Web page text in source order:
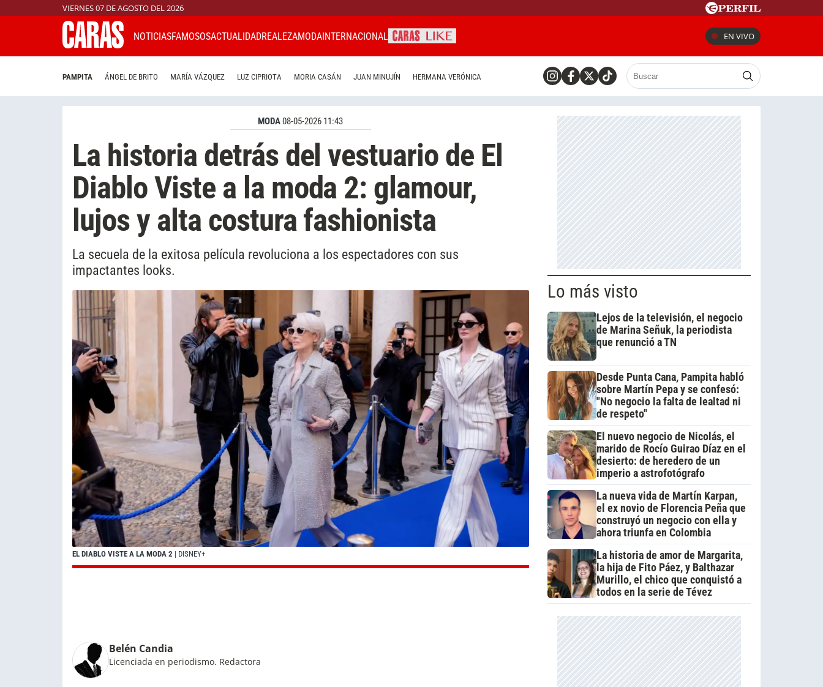
VIERNES 07 DE AGOSTO DEL 2026
NOTICIASFAMOSOSACTUALIDADREALEZAMODAINTERNACIONAL EN VIVO
PAMPITA ÁNGEL DE BRITO MARÍA VÁZQUEZ LUZ CIPRIOTA MORIA CASÁN JUAN MINUJÍN HERMANA VERÓNICA
MODA08-05-2026 11:43
La historia detrás del vestuario de El
Diablo Viste a la moda 2: glamour,
lujos y alta costura fashionista
La secuela de la exitosa película revoluciona a los espectadores con sus
impactantes looks.
EL DIABLO VISTE A LA MODA 2 | DISNEY+
Belén Candia
Licenciada en periodismo. Redactora
Lo más visto
Lejos de la televisión, el negocio
de Marina Señuk, la periodista
que renunció a TN
Desde Punta Cana, Pampita habló
sobre Martín Pepa y se confesó:
"No negocio la falta de lealtad ni
de respeto"
El nuevo negocio de Nicolás, el
marido de Rocío Guirao Díaz en el
desierto: de heredero de un
imperio a astrofotógrafo
La nueva vida de Martín Karpan,
el ex novio de Florencia Peña que
construyó un negocio con ella y
ahora triunfa en Colombia
La historia de amor de Margarita,
la hija de Fito Páez, y Balthazar
Murillo, el chico que conquistó a
todos en la serie de Tévez